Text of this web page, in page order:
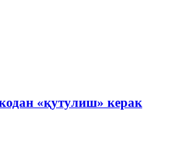
«қутулиш» керак